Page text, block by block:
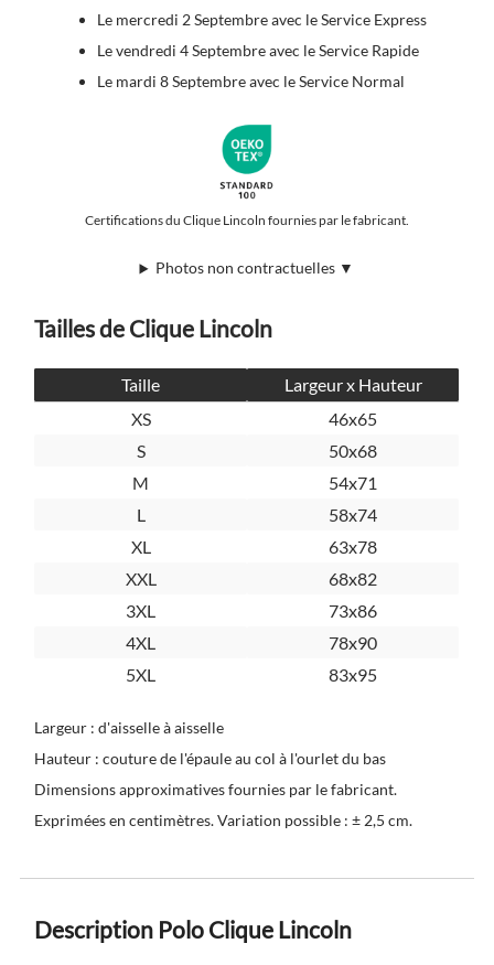
Le mercredi 2 Septembre avec le Service Express
Le vendredi 4 Septembre avec le Service Rapide
Le mardi 8 Septembre avec le Service Normal
Certifications du Clique Lincoln fournies par le fabricant.
Photos non contractuelles ▼
Tailles de Clique Lincoln
Taille
Largeur x Hauteur
XS
46x65
S
50x68
M
54x71
L
58x74
XL
63x78
XXL
68x82
3XL
73x86
4XL
78x90
5XL
83x95
Largeur : d'aisselle à aisselle
Hauteur : couture de l'épaule au col à l'ourlet du bas
Dimensions approximatives fournies par le fabricant.
Exprimées en centimètres. Variation possible : ± 2,5 cm.
Description Polo Clique Lincoln